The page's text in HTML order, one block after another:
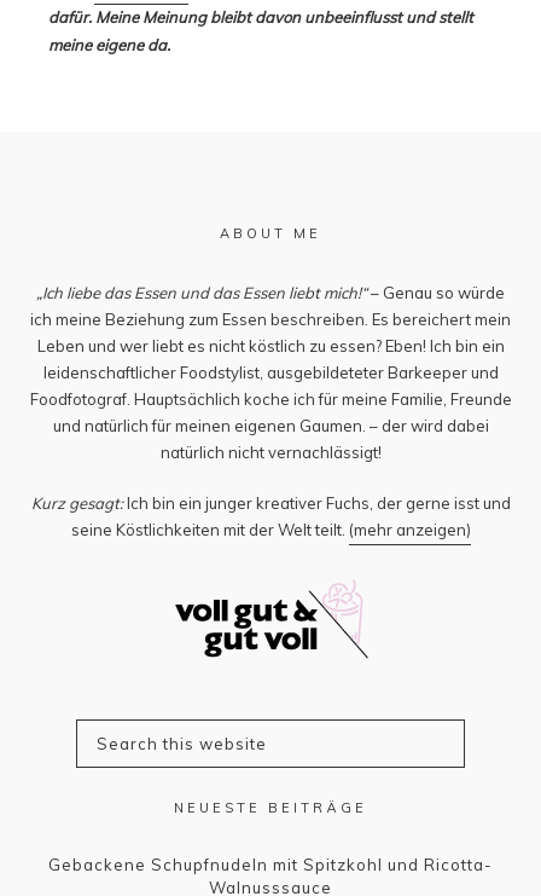
dafür. Meine Meinung bleibt davon unbeeinflusst und stellt
meine eigene da.
ABOUT ME
„Ich liebe das Essen und das Essen liebt mich!“– Genau so würde
ich meine Beziehung zum Essen beschreiben. Es bereichert mein
Leben und wer liebt es nicht köstlich zu essen? Eben! Ich bin ein
leidenschaftlicher Foodstylist, ausgebildeteter Barkeeper und
Foodfotograf. Hauptsächlich koche ich für meine Familie, Freunde
und natürlich für meinen eigenen Gaumen. – der wird dabei
natürlich nicht vernachlässigt!
Kurz gesagt:Ich bin ein junger kreativer Fuchs, der gerne isst und
seine Köstlichkeiten mit der Welt teilt. (mehr anzeigen)
NEUESTE BEITRÄGE
Gebackene Schupfnudeln mit Spitzkohl und Ricotta-
Walnusssauce